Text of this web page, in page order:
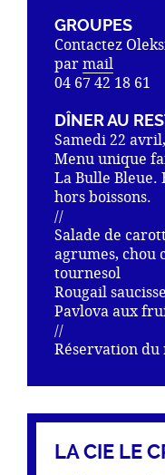
GROUPES
Contactez
par mail
04 67 42 18 61
DÎNER AU
Samedi 22
Menu unique
La Bulle Bleue.
hors boissons.
//
Salade de
agrumes, chou
tournesol
Rougail
Pavlova aux
//
Réservation du
LA CIE LE